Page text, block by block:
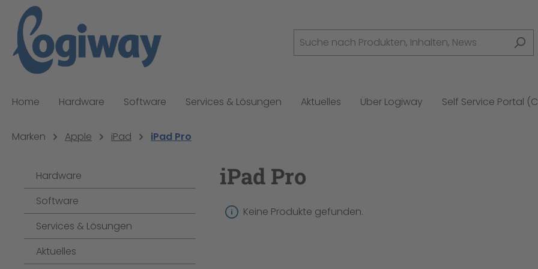
Home Hardware Software Services & Lösungen Aktuelles Über Logiway Self Service Portal
Marken Apple iPad iPad Pro
Hardware
Software
Services & Lösungen
Aktuelles
iPad Pro
Keine Produkte gefunden.